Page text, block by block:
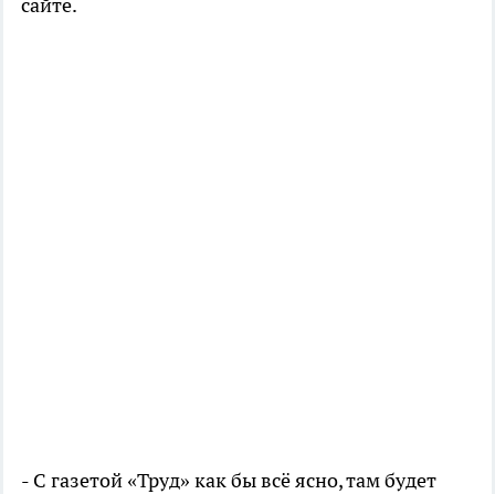
- С газетой «Труд» как бы всё ясно, там будет